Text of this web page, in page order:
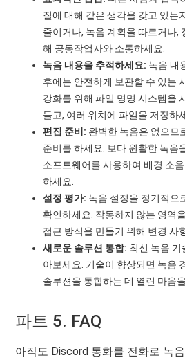
질에 대해 같은 생각을 갖고 있는
줄이거나, 녹음 계획을 따르거나,
해 공동작업자와 소통하세요.
녹음 내용을 추적하세요: 녹음 내
후에는 안전하게 보관할 수 있는
강화를 위해 파일 명명 시스템을
들고, 여러 위치에 파일을 저장하
편집 준비: 완벽한 녹음은 없으므
준비를 하세요. 보다 원활한 녹음
소프트웨어를 사용하여 배경 소
하세요.
설정 평가: 녹음 설정을 정기적으
확인하세요. 작동하지 않는 영역
접근 방식을 만들기 위해 변경 사
새로운 솔루션 통합: 최신 녹음 기
아보세요. 기술이 향상되면 녹음
솔루션을 통합하는 데 열린 마음
파트 5. FAQ
아직도 Discord 통화를 전화로 녹